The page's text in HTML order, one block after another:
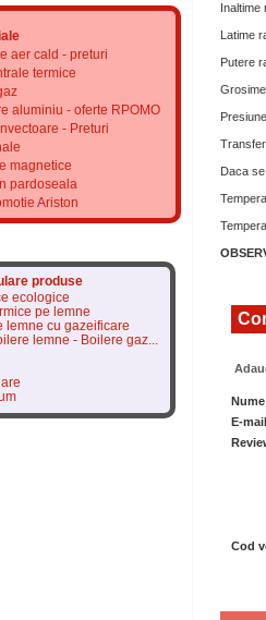
aer cald - preturi
termice
aluminiu - oferte RPOMO
- Preturi
magnetice
pardoseala
Ariston
produse
ecologice
pe lemne
lemne cu gazeificare
lemne - Boilere gaz...
Inaltime
Latime
Putere
Daca
Nume
E-mail
Cod